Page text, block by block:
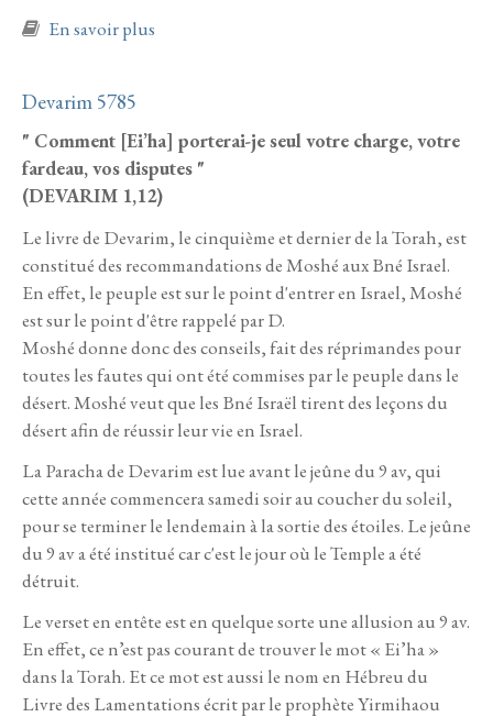
En savoir plus
Devarim 5785
" Comment [Ei’ha] porterai-je seul votre charge, votre
fardeau, vos disputes "
(DEVARIM 1,12)
Le livre de Devarim, le cinquième et dernier de la Torah, est
constitué des recommandations de Moshé aux Bné Israel.
En effet, le peuple est sur le point d'entrer en Israel, Moshé
est sur le point d'être rappelé par D.
Moshé donne donc des conseils, fait des réprimandes pour
toutes les fautes qui ont été commises par le peuple dans le
désert. Moshé veut que les Bné Israël tirent des leçons du
désert afin de réussir leur vie en Israel.
La Paracha de Devarim est lue avant le jeûne du 9 av, qui
cette année commencera samedi soir au coucher du soleil,
pour se terminer le lendemain à la sortie des étoiles. Le jeûne
du 9 av a été institué car c'est le jour où le Temple a été
détruit.
Le verset en entête est en quelque sorte une allusion au 9 av.
En effet, ce n’est pas courant de trouver le mot « Ei’ha »
dans la Torah. Et ce mot est aussi le nom en Hébreu du
Livre des Lamentations écrit par le prophète Yirmihaou